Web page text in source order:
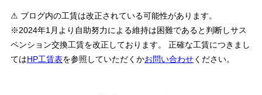
⚠ ブログ内の工賃は改正されている可能性があります。
※2024年1月より自助努力による維持は困難であると判断しサス
ペンション交換工賃を改正しております。 正確な工賃につきまし
てはHP工賃表を参照していただくかお問い合わせください。